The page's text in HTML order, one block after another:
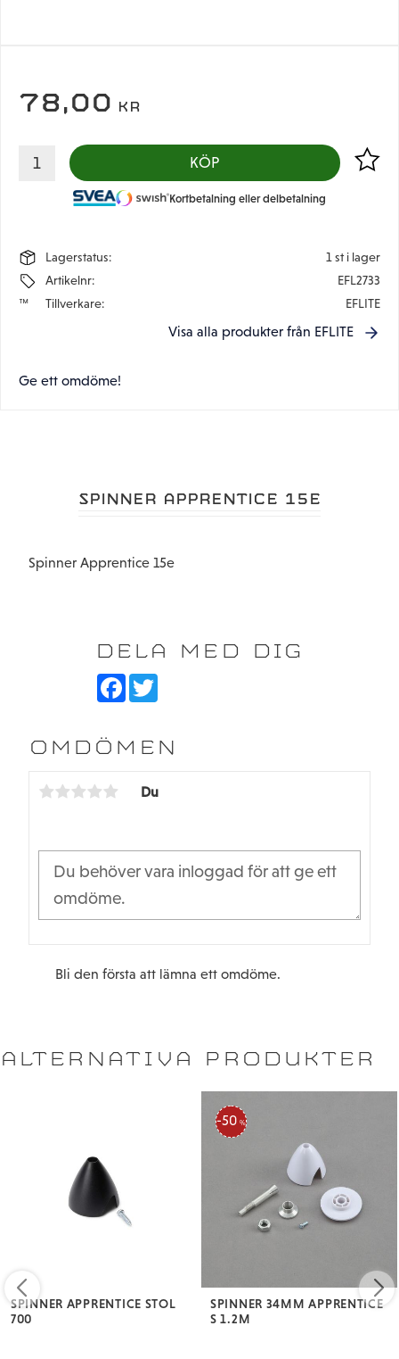
78,00 KR
KÖP Lägg
Kortbetalning eller delbetalning
Lagerstatus
1 st i lager
Artikelnr
EFL2733
Tillverkare
EFLITE
Visa alla produkter från EFLITE
Ge ett omdöme!
SPINNER APPRENTICE 15E
Spinner Apprentice 15e
DELA MED DIG
F
b
o
T
t
e
OMDÖMEN
Du
Bli den första att lämna ett omdöme.
ALTERNATIVA PRODUKTER
SPINNER APPRENTICE STOL
700
SPINNER 34MM APPRENTICE
S 1.2M
50 %